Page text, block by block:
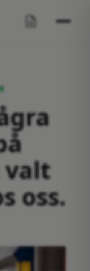
valt
oss.